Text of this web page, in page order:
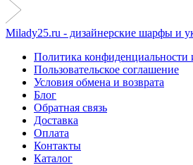
Milady25.ru - дизайнерские шарфы и
Политика конфиденциальности
Пользовательское соглашение
Условия обмена и возврата
Блог
Обратная связь
Доставка
Оплата
Контакты
Каталог